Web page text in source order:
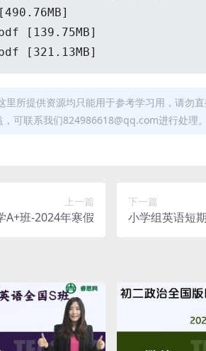
[139.75MB]
[321.13MB]
所提供资源均只能用于参考学习用，请勿
可联系我们824986618@qq.com进行处理。
上一篇
A+班-2024年寒假
下一篇
小学组英语短